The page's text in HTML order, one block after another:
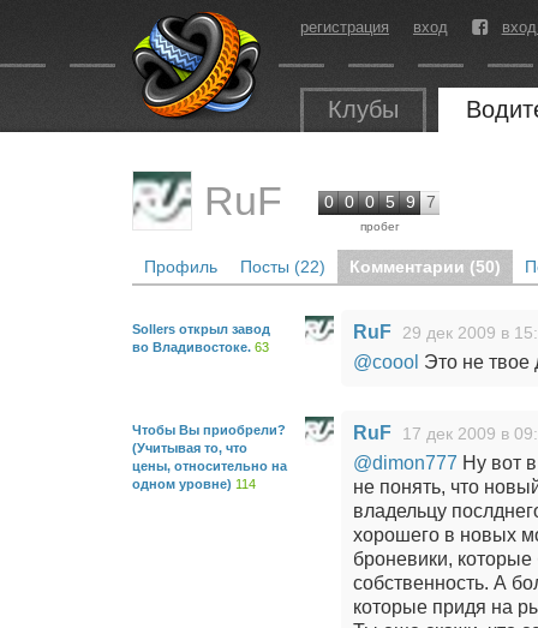
регистрация вход
Клубы
RuF 0 0 0 5 9 7
пробег
Профиль Посты (22) Комментарии (50)
Sollers открыл завод
во Владивостоке. 63
RuF 29 дек 2009 в
@coool Это не твое
Чтобы Вы приобрели?
(Учитывая то, что
цены, относительно на
одном уровне) 114
RuF 17 дек 2009 в
@dimon777 Ну вот
не понять, что
владельцу
хорошего в новых
броневики,
собственность. А
которые придя на